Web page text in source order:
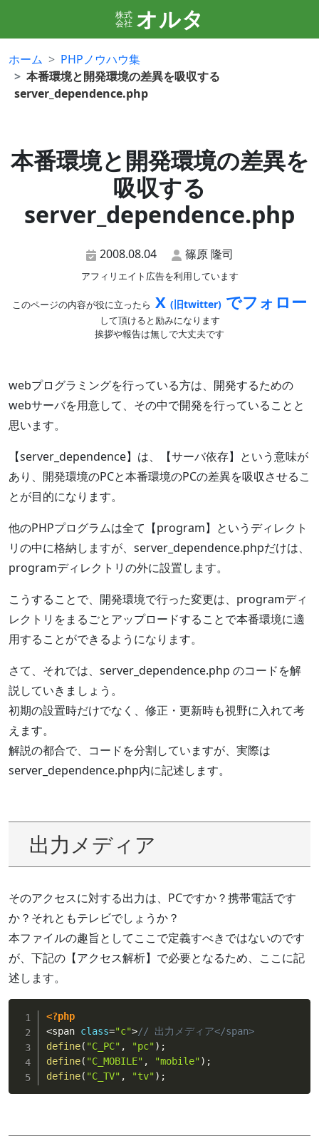
株式
会社 オルタ
ホーム
PHPノウハウ集
本番環境と開発環境の差異を吸収する
server_dependence.php
本番環境と開発環境の差異を
吸収する
server_dependence.php
2008.08.04 篠原 隆司
アフィリエイト広告を利用しています
このページの内容が役に立ったら X (旧twitter) でフォロー
して頂けると励みになります
挨拶や報告は無しで大丈夫です
webプログラミングを行っている方は、開発するための
webサーバを用意して、その中で開発を行っていることと
思います。
【server_dependence】は、【サーバ依存】という意味が
あり、開発環境のPCと本番環境のPCの差異を吸収させるこ
とが目的になります。
他のPHPプログラムは全て【program】というディレクト
リの中に格納しますが、server_dependence.phpだけは、
programディレクトリの外に設置します。
こうすることで、開発環境で行った変更は、programディ
レクトリをまるごとアップロードすることで本番環境に適
用することができるようになります。
さて、それでは、server_dependence.php のコードを解
説していきましょう。
初期の設置時だけでなく、修正・更新時も視野に入れて考
えます。
解説の都合で、コードを分割していますが、実際は
server_dependence.php内に記述します。
出力メディア
そのアクセスに対する出力は、PCですか？携帯電話です
か？それともテレビでしょうか？
本ファイルの趣旨としてここで定義すべきではないのです
が、下記の【アクセス解析】で必要となるため、ここに記
述します。
<?php
<span class="c">// 出力メディア</span>
define( "C_PC" , "pc") ;
define( "C_MOBILE" , "mobile") ;
define( "C_TV" , "tv") ;